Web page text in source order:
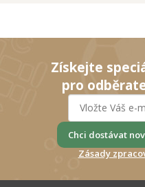
Získejte
pro
Chci dostávat
Zásady